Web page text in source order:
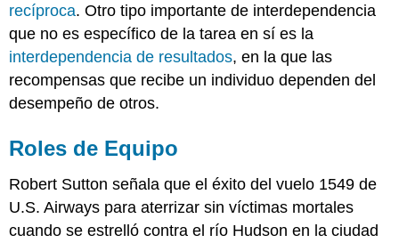
recíproca. Otro tipo importante de interdependencia
que no es específico de la tarea en sí es la
interdependencia de resultados, en la que las
recompensas que recibe un individuo dependen del
desempeño de otros.
Roles de Equipo
Robert Sutton señala que el éxito del vuelo 1549 de
U.S. Airways para aterrizar sin víctimas mortales
cuando se estrelló contra el río Hudson en la ciudad